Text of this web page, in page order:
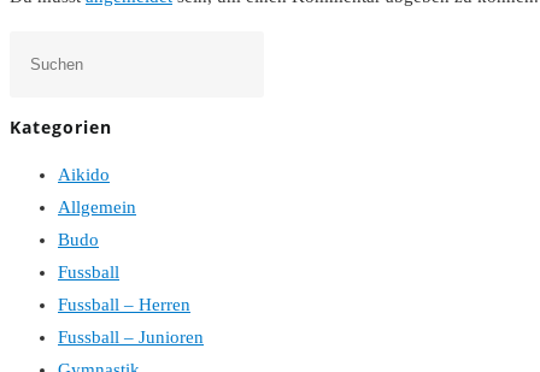
Kategorien
Aikido
Allgemein
Budo
Fussball
Fussball – Herren
Fussball – Junioren